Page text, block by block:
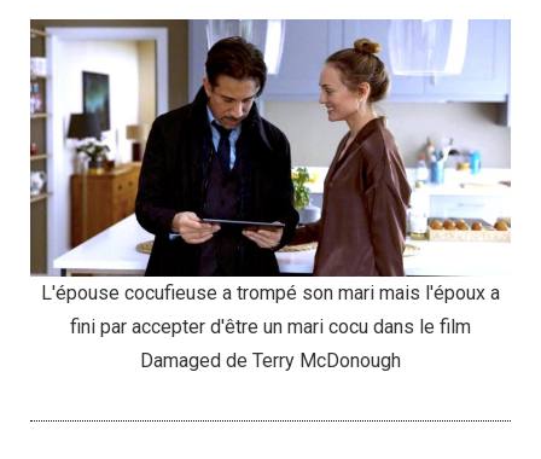
L'épouse cocufieuse a trompé son mari mais l'époux a
fini par accepter d'être un mari cocu dans le film
Damaged de Terry McDonough